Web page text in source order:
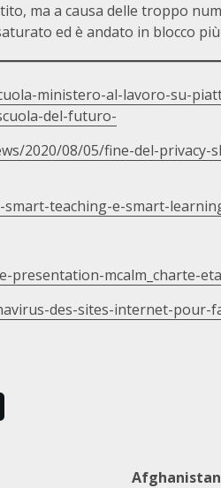
ma a causa delle troppo
ed è andato in blocco
ministero-al-lavoro-su-
del-futuro-
2020/08/05/fine-del-
teaching-e-smart-
presentation-mcalm_charte-
des-sites-internet-pour-